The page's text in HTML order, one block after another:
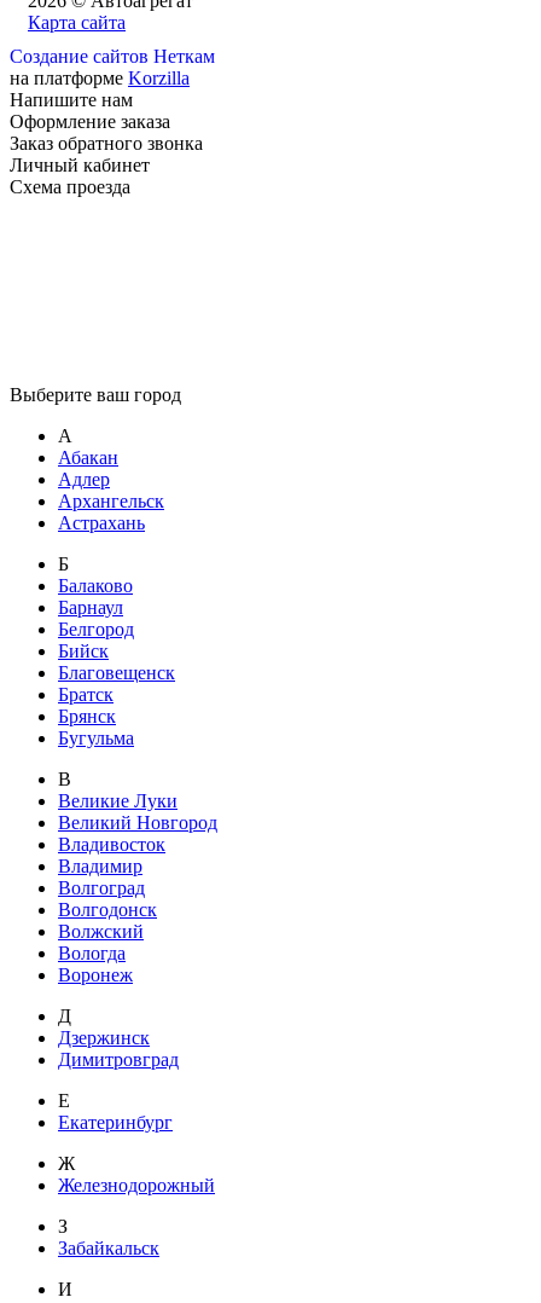
Карта сайта
Создание сайтов Неткам
на платформе Korzilla
Напишите нам
Оформление заказа
Заказ обратного звонка
Личный кабинет
Схема проезда
Выберите ваш город
А
Абакан
Адлер
Архангельск
Астрахань
Б
Балаково
Барнаул
Белгород
Бийск
Благовещенск
Братск
Брянск
Бугульма
В
Великие Луки
Великий Новгород
Владивосток
Владимир
Волгоград
Волгодонск
Волжский
Вологда
Воронеж
Д
Дзержинск
Димитровград
Е
Екатеринбург
Ж
Железнодорожный
З
Забайкальск
И